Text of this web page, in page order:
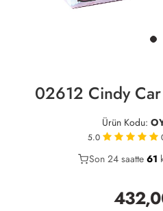
02612 Cindy
Ürün Kodu:
5.0
29
Son 24 saatte 61